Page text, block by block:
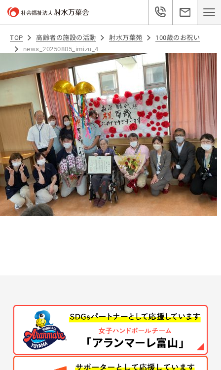
TOP 高齢者の施設の活動 射水万葉苑
100歳のお祝い
news_20250805_imizu_4